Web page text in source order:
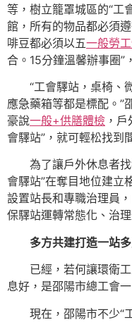
等，樹立籠罩城區的“工
館，所有的物品都必須
啡豆都必須以五一般勞
合。15分鐘溫馨辦事圈”
“工會驛站，桌椅、
應急藥箱等都是標配。”
豪說一般+供膳體檢 ，
會驛站”，就可輕松找到
為了讓戶外休息者找
會驛站”在奪目地位建立
設置站長和專職治理員
保驛站運轉常態化、治理
多方共建打造一站
已經，若何讓環衛
息好，是邵陽市總工會
現在，邵陽市不少“